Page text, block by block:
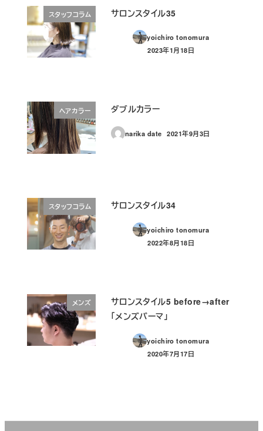
スタッフコラム サロンスタイル35
yoichiro tonomura
投稿日
2023年1月18日
ヘアカラー ダブルカラー
narika date
投稿日
2021年9月3日
スタッフコラム サロンスタイル34
yoichiro tonomura
投稿日
2022年8月18日
メンズ
サロンスタイル5 before→after
「メンズパーマ」
yoichiro tonomura
投稿日
2020年7月17日